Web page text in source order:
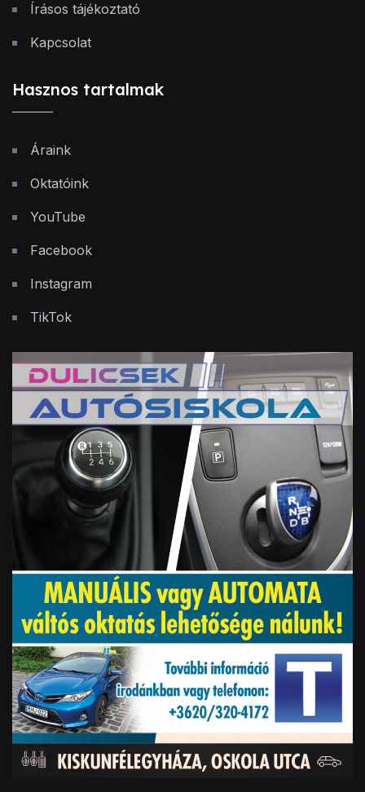
Írásos tájékoztató
Kapcsolat
Hasznos tartalmak
Áraink
Oktatóink
YouTube
Facebook
Instagram
TikTok